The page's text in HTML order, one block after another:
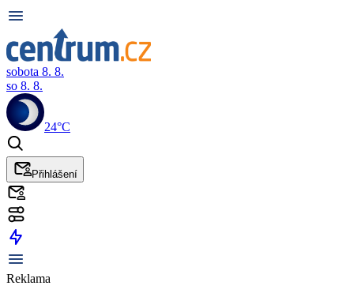
sobota 8. 8.
so 8. 8.
24°C
Přihlášení
Reklama